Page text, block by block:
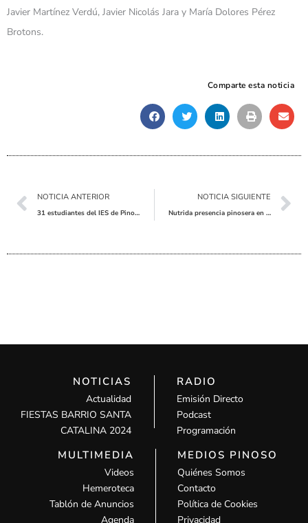
Javier Martínez Verdú, Javier Nicolás Jara y María Dolores Pérez
Brotons.
Comparte esta noticia
AntNOTICIA ANTERIOR
31 estudiantes del IES de Pinoso se presentan a las Pruebas de Acceso a la Universidad
NOTICIA SIGUIENTE
Nutrida presencia pinosera en el evento Winecanting
NOTICIAS
Actualidad
FIESTAS BARRIO SANTA
CATALINA 2024
RADIO
Emisión Directo
Podcast
Programación
MULTIMEDIA
Videos
Hemeroteca
Tablón de Anuncios
Agenda
MEDIOS PINOSO
Quiénes Somos
Contacto
Política de Cookies
Privacidad